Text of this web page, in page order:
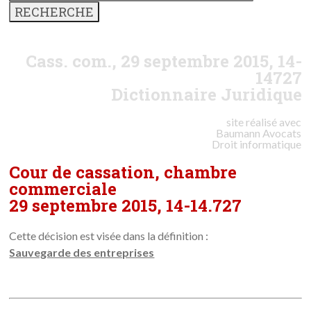
Cass. com., 29 septembre 2015, 14-
14727
Dictionnaire Juridique
site réalisé avec
Baumann Avocats
Droit informatique
Cour de cassation, chambre
commerciale
29 septembre 2015, 14-14.727
Cette décision est visée dans la définition :
Sauvegarde des entreprises